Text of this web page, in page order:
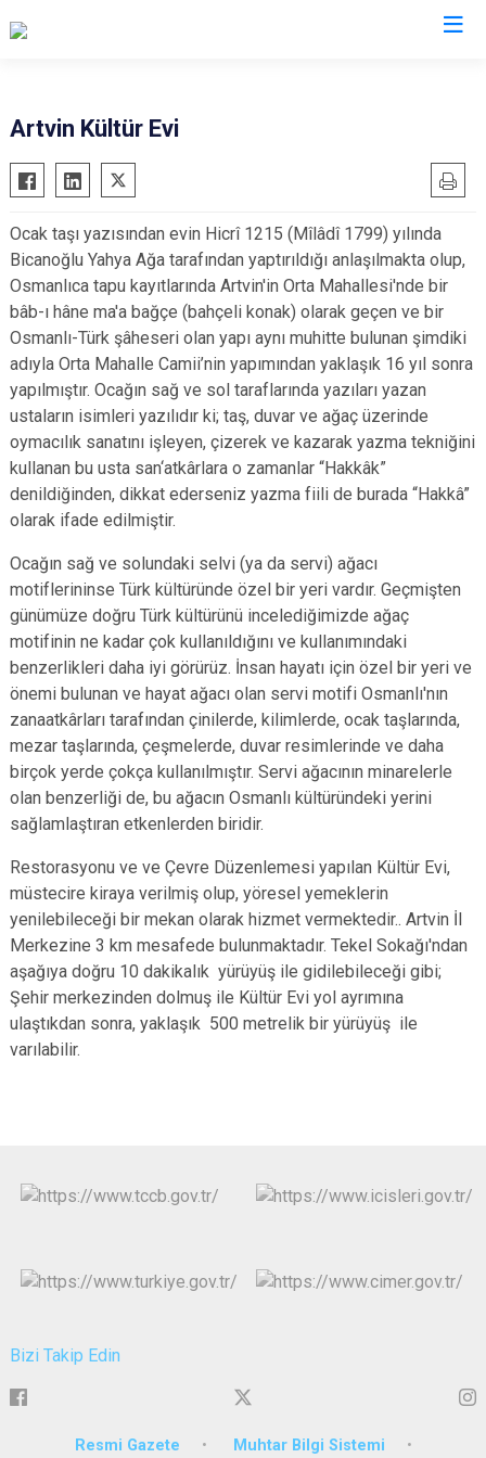
Artvin Kültür Evi
Ocak taşı yazısından evin Hicrî 1215 (Mîlâdî 1799) yılında
Bicanoğlu Yahya Ağa tarafından yaptırıldığı anlaşılmakta olup,
Osmanlıca tapu kayıtlarında Artvin'in Orta Mahallesi'nde bir
bâb-ı hâne ma'a bağçe (bahçeli konak) olarak geçen ve bir
Osmanlı-Türk şâheseri olan yapı aynı muhitte bulunan şimdiki
adıyla Orta Mahalle Camii’nin yapımından yaklaşık 16 yıl sonra
yapılmıştır. Ocağın sağ ve sol taraflarında yazıları yazan
ustaların isimleri yazılıdır ki; taş, duvar ve ağaç üzerinde
oymacılık sanatını işleyen, çizerek ve kazarak yazma tekniğini
kullanan bu usta san‘atkârlara o zamanlar “Hakkâk”
denildiğinden, dikkat ederseniz yazma fiili de burada “Hakkâ”
olarak ifade edilmiştir.
Ocağın sağ ve solundaki selvi (ya da servi) ağacı
motiflerininse Türk kültüründe özel bir yeri vardır. Geçmişten
günümüze doğru Türk kültürünü incelediğimizde ağaç
motifinin ne kadar çok kullanıldığını ve kullanımındaki
benzerlikleri daha iyi görürüz. İnsan hayatı için özel bir yeri ve
önemi bulunan ve hayat ağacı olan servi motifi Osmanlı'nın
zanaatkârları tarafından çinilerde, kilimlerde, ocak taşlarında,
mezar taşlarında, çeşmelerde, duvar resimlerinde ve daha
birçok yerde çokça kullanılmıştır. Servi ağacının minarelerle
olan benzerliği de, bu ağacın Osmanlı kültüründeki yerini
sağlamlaştıran etkenlerden biridir.
Restorasyonu ve ve Çevre Düzenlemesi yapılan Kültür Evi,
müstecire kiraya verilmiş olup, yöresel yemeklerin
yenilebileceği bir mekan olarak hizmet vermektedir.. Artvin İl
Merkezine 3 km mesafede bulunmaktadır. Tekel Sokağı'ndan
aşağıya doğru 10 dakikalık yürüyüş ile gidilebileceği gibi;
Şehir merkezinden dolmuş ile Kültür Evi yol ayrımına
ulaştıkdan sonra, yaklaşık 500 metrelik bir yürüyüş ile
varılabilir.
Bizi Takip Edin
Resmi Gazete Muhtar Bilgi Sistemi